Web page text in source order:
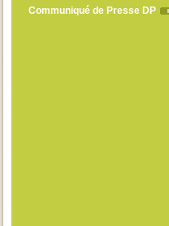
Communiqué de Presse DP